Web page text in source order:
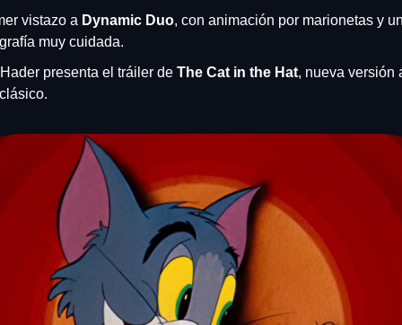
vistazo a Dynamic Duo, con animación por marionetas y
muy cuidada.
presenta el tráiler de The Cat in the Hat, nueva versión